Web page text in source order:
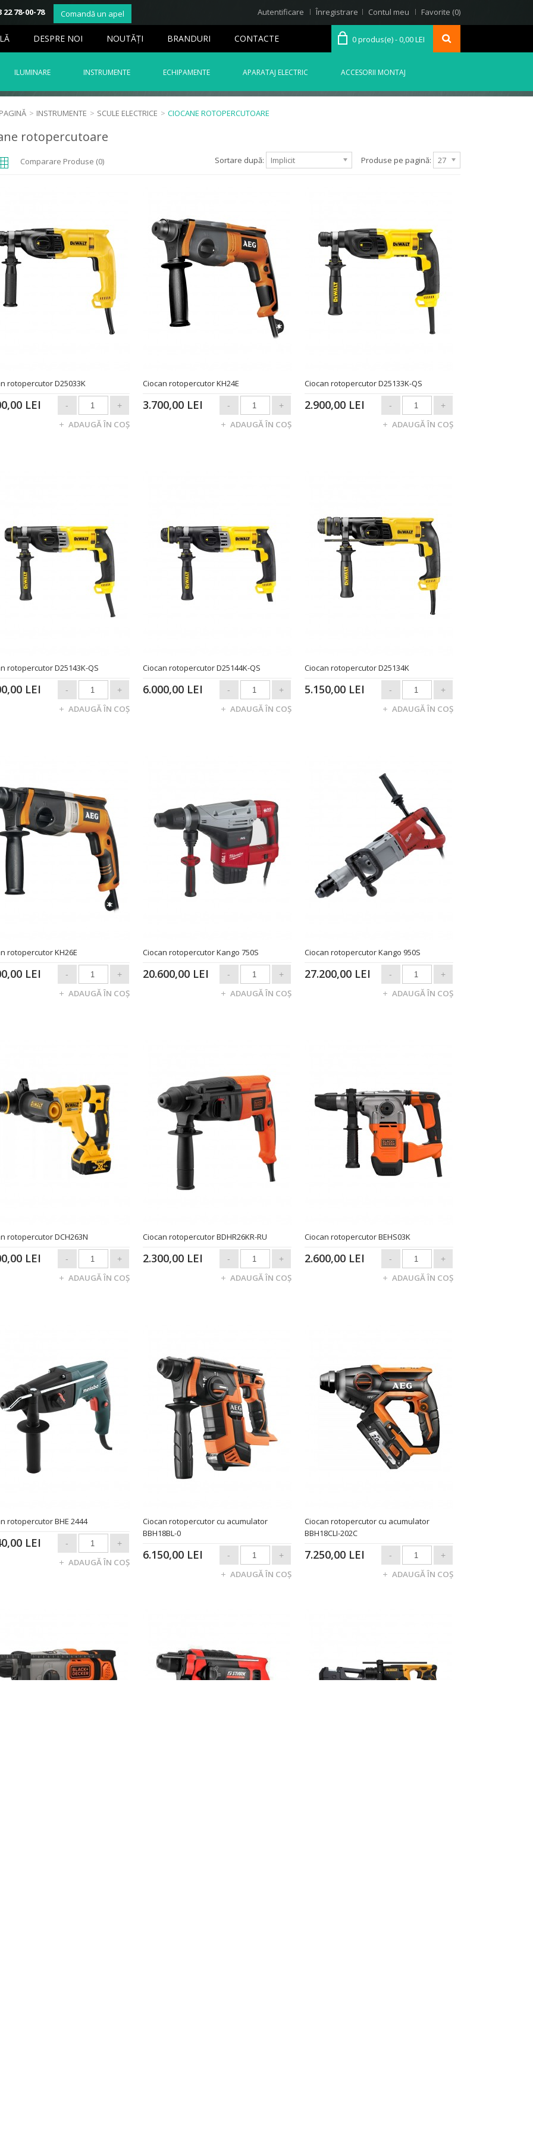
22 78-00-78 Comandă un apel Contul meu Favorite (0)
Autentificare Înregistrare
0 produs(e) - 0,00 LEI
ILUMINARE INSTRUMENTE ECHIPAMENTE APARATAJ ELECTRIC ACCESORII MONTAJ
DESPRE NOI NOUTĂŢI BRANDURI CONTACTE
> INSTRUMENTE > SCULE ELECTRICE > CIOCANE ROTOPERCUTOARE
rotopercutoare
Produse pe pagină: 27
Sortare după: Implicit
Comparare Produse (0)
rotopercutor D25033K
LEI
Ciocan rotopercutor KH24E
3.700,00 LEI
Ciocan rotopercutor D25133K-QS
2.900,00 LEI
rotopercutor D25143K-QS
LEI
Ciocan rotopercutor D25144K-QS
6.000,00 LEI
Ciocan rotopercutor D25134K
5.150,00 LEI
rotopercutor KH26E
LEI
Ciocan rotopercutor Kango 750S
20.600,00 LEI
Ciocan rotopercutor Kango 950S
27.200,00 LEI
rotopercutor DCH263N
LEI
Ciocan rotopercutor BDHR26KR-RU
2.300,00 LEI
Ciocan rotopercutor BEHS03K
2.600,00 LEI
rotopercutor BHE 2444
LEI
Ciocan rotopercutor cu acumulator
BBH18BL-0
6.150,00 LEI
Ciocan rotopercutor cu acumulator
BBH18CLI-202C
7.250,00 LEI